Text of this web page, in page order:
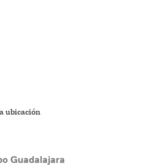
ubicación
Guadalajara